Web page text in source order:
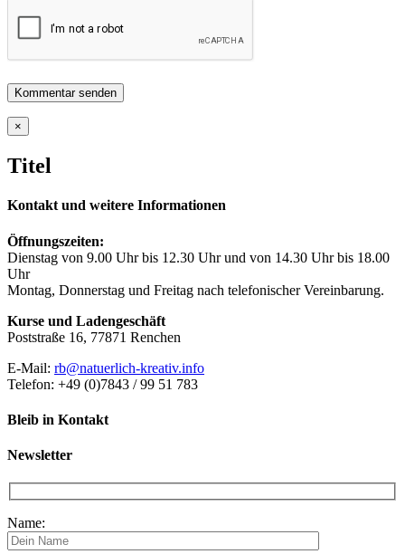
Close
product
view
×
Titel
Kontakt und weitere Informationen
Öffnungszeiten:
Dienstag von 9.00 Uhr bis 12.30 Uhr und von 14.30 Uhr bis 18.00
Uhr
Montag, Donnerstag und Freitag nach telefonischer Vereinbarung.
Kurse und Ladengeschäft
Poststraße 16, 77871 Renchen
E-Mail: rb@natuerlich-kreativ.info
Telefon: +49 (0)7843 / 99 51 783
Bleib in Kontakt
Newsletter
Name: